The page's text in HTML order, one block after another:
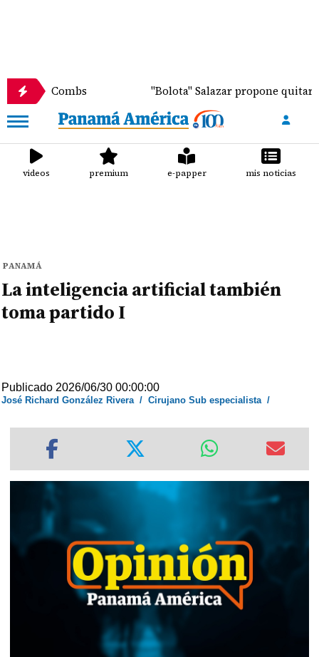
Combs "Bolota" Salazar propone quitar la
videos premium e-papper mis noticias
PANAMÁ
La inteligencia artificial también
toma partido I
Publicado 2026/06/30 00:00:00
José Richard González Rivera/Cirujano Sub especialista/